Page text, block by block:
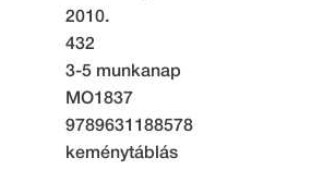
2010.
432
3-5 munkanap
MO1837
9789631188578
keménytáblás